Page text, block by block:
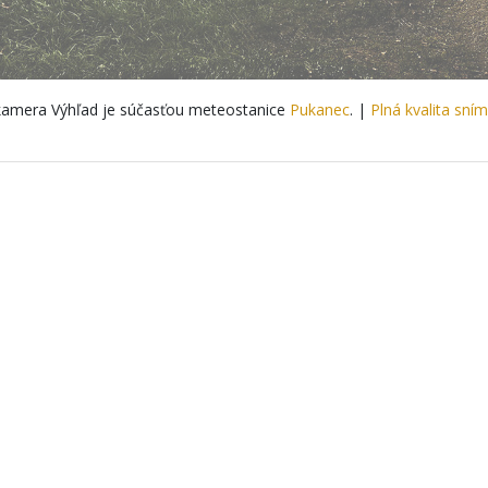
Výhľad je súčasťou meteostanice Pukanec. | Plná kvalita